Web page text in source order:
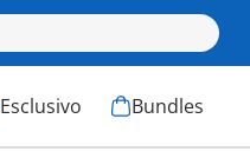
Esclusivo Bundles